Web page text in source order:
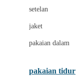
Drew
setelan
jaket
pakaian dalam
pakaian tidur